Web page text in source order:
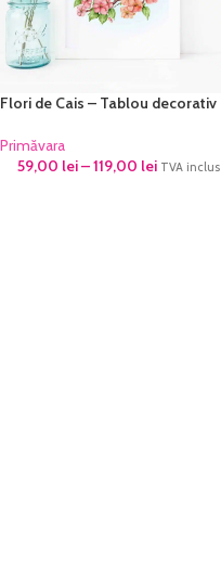
Flori de Cais – Tablou decorativ
Primăvara
59,00 lei–119,00 lei TVA inclus